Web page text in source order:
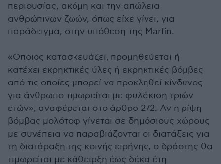
περιουσίας, ακόμη και την απώλεια
ανθρώπινων ζωών, όπως είχε γίνει, για
παράδειγμα, στην υπόθεση της Marfin.
«Οποιος κατασκευάζει, προμηθεύεται ή
κατέχει εκρηκτικές ύλες ή εκρηκτικές βόμβες
από τις οποίες μπορεί να προκληθεί κίνδυνος
για άνθρωπο τιμωρείται με φυλάκιση τριών
ετών», αναφέρεται στο άρθρο 272. Αν η ρίψη
βόμβας μολότοφ γίνεται σε δημόσιους χώρους
με συνέπεια να παραβιάζονται οι διατάξεις για
τη διατάραξη της κοινής ειρήνης, ο δράστης θα
τιμωρείται με κάθειρξη έως δέκα έτη